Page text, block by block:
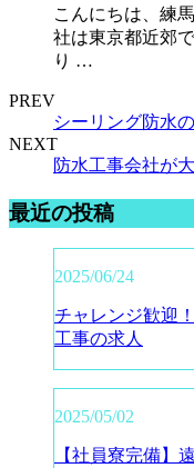
こんにちは、練
社は東京都近郊
り …
PREV
シーリング防水
NEXT
防水工事会社が
最近の投稿
2025/06/24
チャレンジ歓迎
工事の求人
2025/05/02
【社員寮完備】